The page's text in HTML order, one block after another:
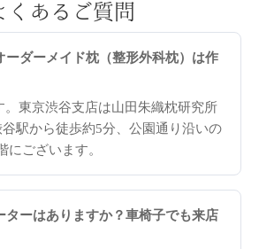
くあるご質問
ーダーメイド枕（整形外科枕）は作
。東京渋谷支店は山田朱織枕研究所
駅から徒歩約5分、公園通り沿いの
にございます。
ターはありますか？車椅子でも来店